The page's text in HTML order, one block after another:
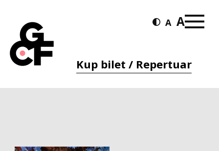
Kup bilet / Repertuar